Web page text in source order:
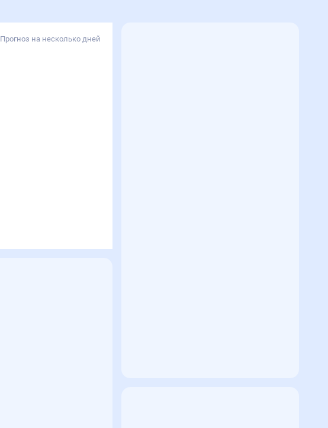
Прогноз на несколько дней